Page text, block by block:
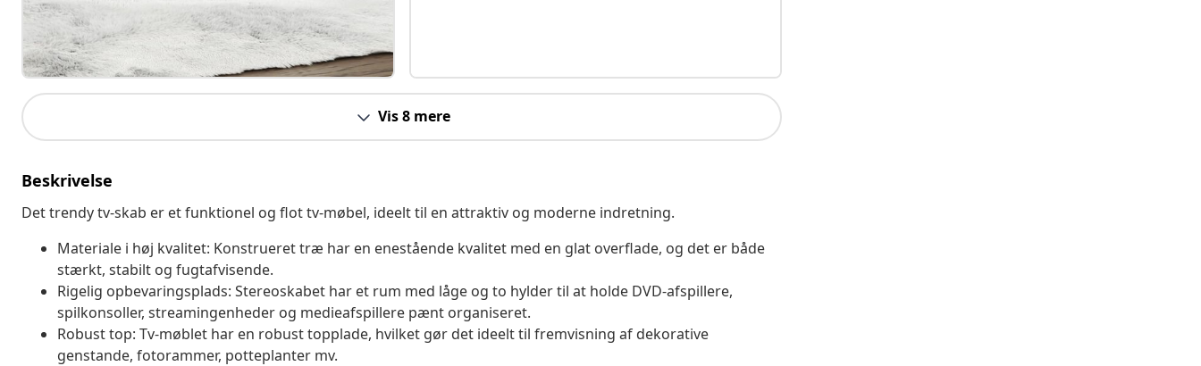
Vis 8 mere
Beskrivelse
Det trendy tv-skab er et funktionel og flot tv-møbel, ideelt til en attraktiv og moderne indretning.
Materiale i høj kvalitet: Konstrueret træ har en enestående kvalitet med en glat overflade, og det er både
stærkt, stabilt og fugtafvisende.
Rigelig opbevaringsplads: Stereoskabet har et rum med låge og to hylder til at holde DVD-afspillere,
spilkonsoller, streamingenheder og medieafspillere pænt organiseret.
Robust top: Tv-møblet har en robust topplade, hvilket gør det ideelt til fremvisning af dekorative
genstande, fotorammer, potteplanter mv.